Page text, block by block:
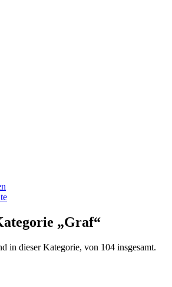
„Graf“
in dieser Kategorie, von 104 insgesamt.